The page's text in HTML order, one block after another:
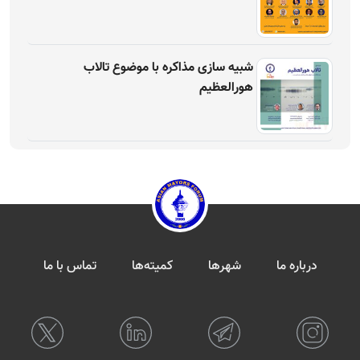
شبیه سازی مذاکره با موضوع تالاب
هورالعظیم
درباره ما شهرها کمیته‌ها تماس با ما